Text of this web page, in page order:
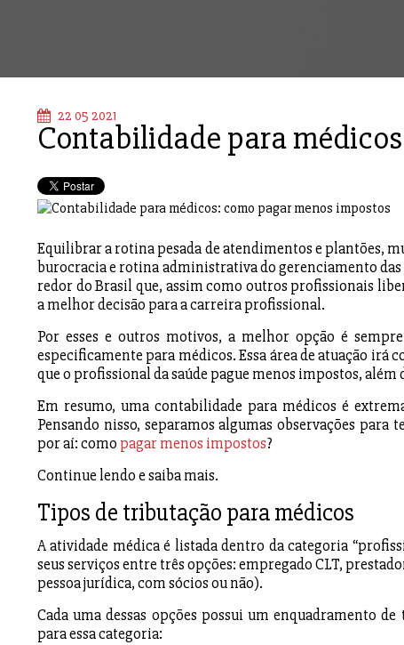
22 05 2021
Contabilidade para
Equilibrar a rotina pesada de atendimentos e plantões,
burocracia e rotina administrativa do gerenciamento das
redor do Brasil que, assim como outros profissionais
a melhor decisão para a carreira profissional.
Por esses e outros motivos, a melhor opção é
especificamente para médicos. Essa área de atuação
que o profissional da saúde pague menos impostos,
Em resumo, uma contabilidade para médicos é
Pensando nisso, separamos algumas observações
por aí: como pagar menos impostos?
Continue lendo e saiba mais.
Tipos de tributação para médicos
A atividade médica é listada dentro da categoria
seus serviços entre três opções: empregado CLT,
pessoa jurídica, com sócios ou não).
Cada uma dessas opções possui um enquadramento
para essa categoria: